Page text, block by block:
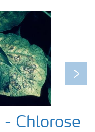
Next
Chlorose